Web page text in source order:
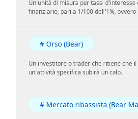
Un'unità di misura per tassi d'interesse
finanziarie, pari a 1/100 dell'1%, ovvero
# Orso (Bear)
Un investitore o trader che ritiene che
un'attività specifica subirà un calo.
# Mercato ribassista (Bear